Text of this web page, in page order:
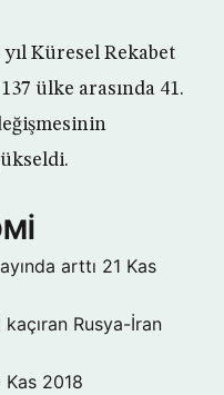
Küresel Rekabet
ülke arasında 41.
arttı 21 Kas
Rusya-İran
Kas 2018